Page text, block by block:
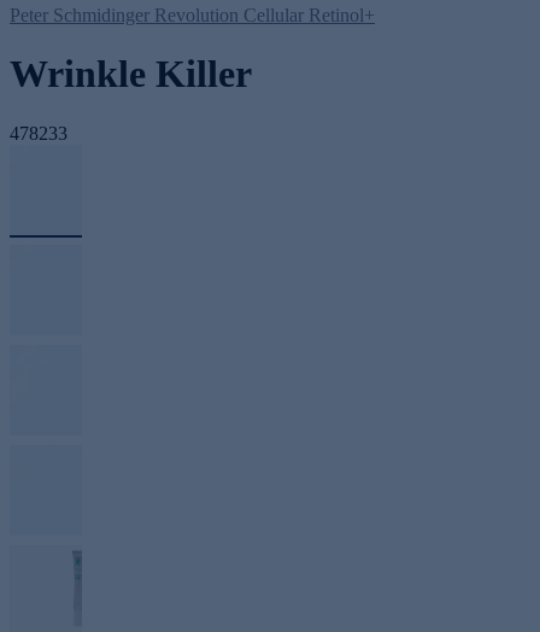
Peter Schmidinger Revolution Cellular Retinol+
Wrinkle Killer
478233